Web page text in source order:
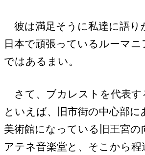
彼は満足そうに私達に語り
日本で頑張っているルーマ
ではあるまい。
さて、ブカレストを代表す
といえば、旧市街の中心部に
美術館になっている旧王宮の
アテネ音楽堂と、そこから